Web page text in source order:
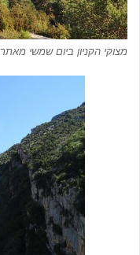
מצוקי הקניון ביום שמשי מאתר MAX PIXEL